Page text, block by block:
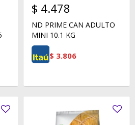
$ 4.478
ND PRIME CAN ADULTO
MINI 10.1 KG
$ 3.806